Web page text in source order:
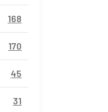
168
170
45
31